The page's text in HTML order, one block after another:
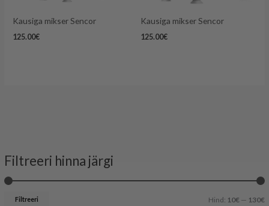
Filtreeri hinna järgi
Filtreeri Hind: 10€ — 130€
Kausiga mikser Sencor
125.00€
Kausiga mikser Sencor
125.00€